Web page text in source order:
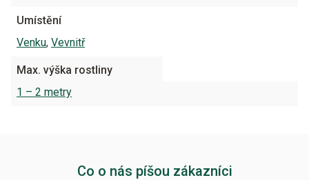
Umístění
Venku, Vevnitř
Max. výška rostliny
1 – 2 metry
Co o nás píšou zákazníci